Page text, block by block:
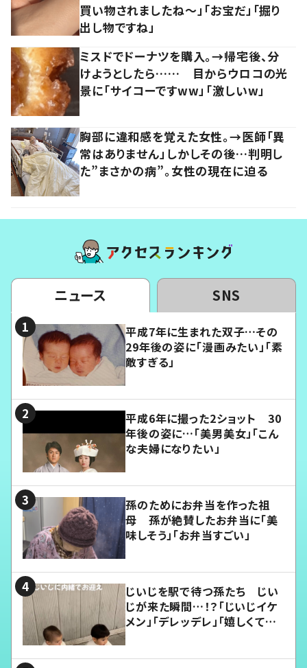
買い物されましたね～」「お宝だ」「掘り
出し物ですね」
ミスドでドーナツを購入。→帰宅後、分
けようとしたら…… 目からウロコの光
景に「サイコーですww」「激しいw」
胸部に違和感を覚えた女性。→医師「異
常はありません」しかしその後…判明し
た”まさかの病”。女性の現在に迫る
ニュース SNS
平成7年に生まれた双子…その
29年後の姿に「漫画みたい」「素
敵すぎる」
平成6年に撮った2ショット 30
年後の姿に…「美男美女」「こん
な夫婦になりたい」
孫のためにお弁当を作った祖
母 孫が絶賛したお弁当に「美
味しそう」「お弁当すごい」
じいじを駅で待つ孫たち じい
じが来た瞬間…！？「じいじイケ
メン」「デレッデレ」「嬉しくて可